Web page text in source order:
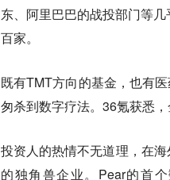
东、阿里巴巴的战投部门等
百家。
既有TMT方向的基金，也有
匆杀到数字疗法。36氪获悉
投资人的热情不无道理，在
的独角兽企业。Pear的首